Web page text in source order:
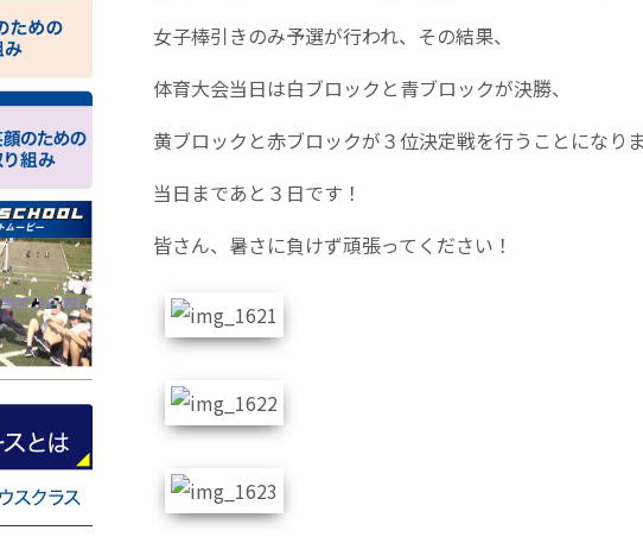
女子棒引きのみ予選が行われ、その結果、
体育大会当日は白ブロックと青ブロックが決勝、
黄ブロックと赤ブロックが３位決定戦を行うことになり
当日まであと３日です！
皆さん、暑さに負けず頑張ってください！